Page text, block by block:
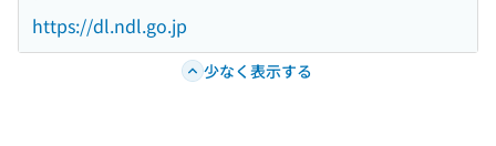
https://dl.ndl.go.jp
少なく表示する